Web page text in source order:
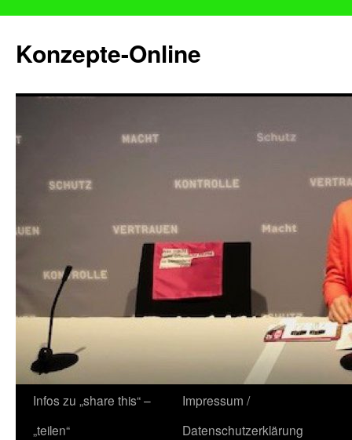
Konzepte-Online
Zum
Inhalt
Infos zu „share this“ –
„teilen“
Impressum /
Datenschutzerklärung